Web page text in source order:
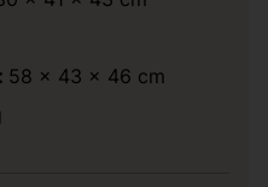
58 × 43 × 46 cm